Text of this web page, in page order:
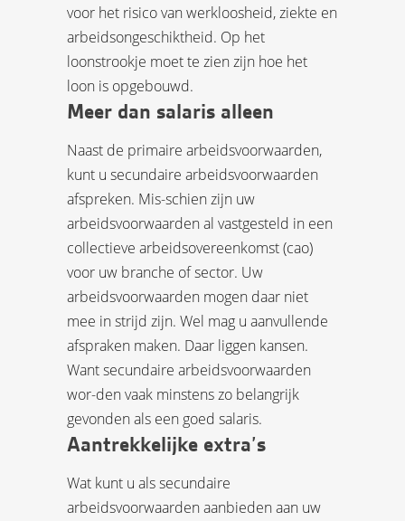
voor het risico van werkloosheid, ziekte en
arbeidsongeschiktheid. Op het
loonstrookje moet te zien zijn hoe het
loon is opgebouwd.
Meer dan salaris alleen
Naast de primaire arbeidsvoorwaarden,
kunt u secundaire arbeidsvoorwaarden
afspreken. Mis-schien zijn uw
arbeidsvoorwaarden al vastgesteld in een
collectieve arbeidsovereenkomst (cao)
voor uw branche of sector. Uw
arbeidsvoorwaarden mogen daar niet
mee in strijd zijn. Wel mag u aanvullende
afspraken maken. Daar liggen kansen.
Want secundaire arbeidsvoorwaarden
wor-den vaak minstens zo belangrijk
gevonden als een goed salaris.
Aantrekkelijke extra’s
Wat kunt u als secundaire
arbeidsvoorwaarden aanbieden aan uw